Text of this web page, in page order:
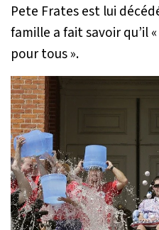
Pete Frates est lui
famille a fait savoir qu’il «
pour tous».